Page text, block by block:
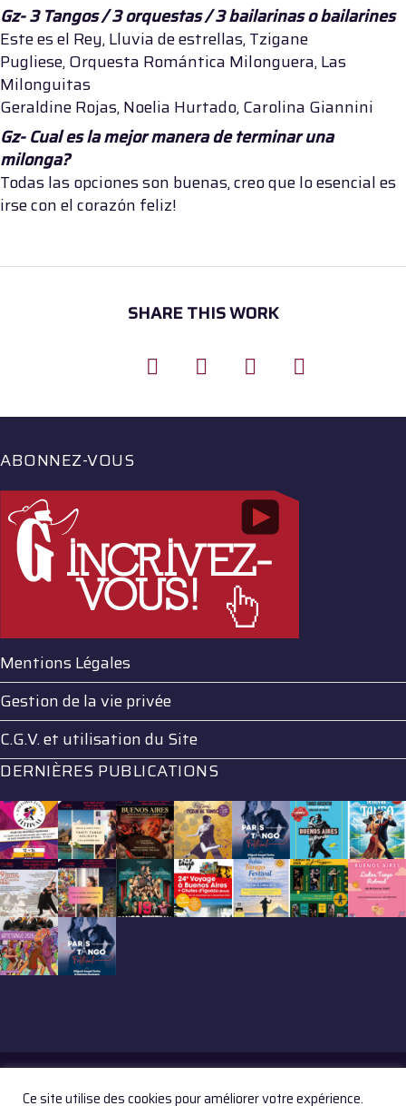
Gz- 3 Tangos / 3 orquestas / 3 bailarinas o bailarines
Este es el Rey, Lluvia de estrellas, Tzigane
Pugliese, Orquesta Romántica Milonguera, Las
Milonguitas
Geraldine Rojas, Noelia Hurtado, Carolina Giannini
Gz- Cual es la mejor manera de terminar una
milonga?
Todas las opciones son buenas, creo que lo esencial es
irse con el corazón feliz!
SHARE THIS WORK
ABONNEZ-VOUS
Mentions Légales
Gestion de la vie privée
C.G.V. et utilisation du Site
DERNIÈRES PUBLICATIONS
Ce site utilise des cookies pour améliorer votre expérience.